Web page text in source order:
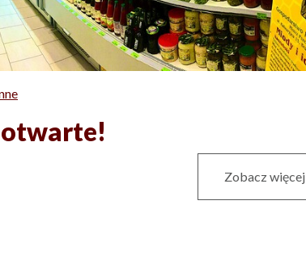
Zobacz więcej